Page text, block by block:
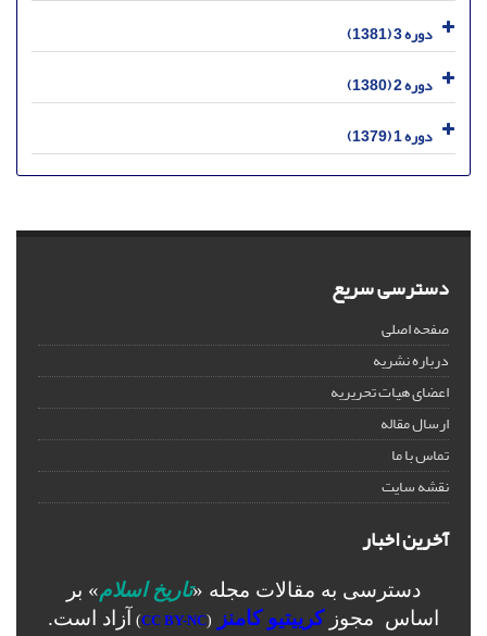
دوره 3 (1381)
دوره 2 (1380)
دوره 1 (1379)
دسترسی سریع
صفحه اصلی
درباره نشریه
اعضای هیات تحریریه
ارسال مقاله
تماس با ما
نقشه سایت
آخرین اخبار
دسترسی به مقالات مجله «تاریخ اسلام» بر
اساس مجوزکرییتیو کامنز (
CC BY-NC
) آزاد است.